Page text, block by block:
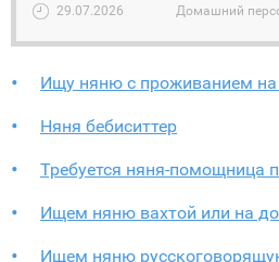
29.07.2026 Домашний
Ищу няню с проживанием на
Няня бебиситтер
Требуется няня-помощница
Ищем няню вахтой или на
Ищем няню